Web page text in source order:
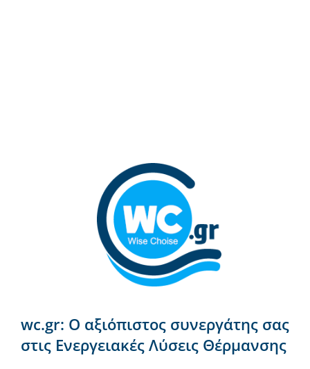
wc.gr: Ο αξιόπιστος συνεργάτης σας
στις Ενεργειακές Λύσεις Θέρμανσης